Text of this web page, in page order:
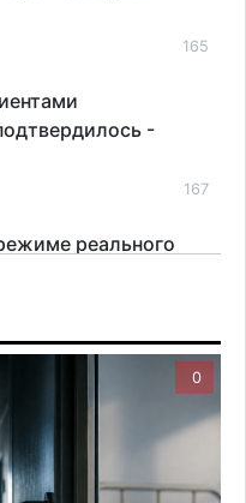
165
-
167
реального
назвали еще
бесплатное
0